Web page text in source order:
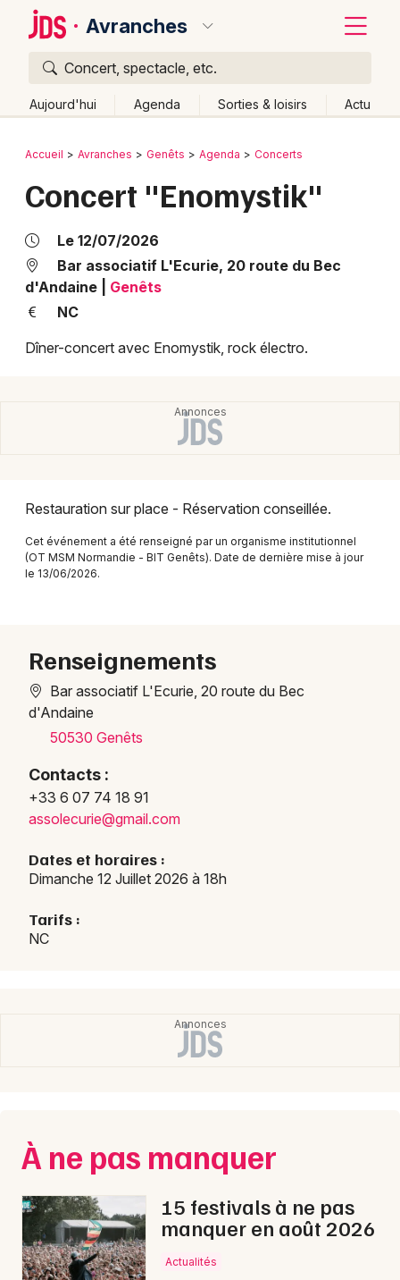
Avranches
Concert, spectacle, etc.
Aujourd'hui Agenda Sorties & loisirs Actu
Publier un événement
Grands événements
Activité & Expérience
Manifestations
Soirées
Expos
Sorties & loisirs
Concerts dans la Manche
Concerts en Basse-Normandie
Concerts en Normandie
Newsletter des sorties
Magazine à Avranches
50 - Manche
Choisir mes départements
Bordeaux
Lille
Lyon
Paris
Strasbourg
Retour
Accueil Avranches Genêts Agenda Concerts
Concert "Enomystik"
Le 12/07/2026
Bar associatif L'Ecurie, 20 route du Bec
d'Andaine
Genêts
NC
Dîner-concert avec Enomystik, rock électro.
Restauration sur place - Réservation conseillée.
Cet événement a été renseigné par un organisme institutionnel
(OT MSM Normandie - BIT Genêts). Date de dernière mise à jour
le 13/06/2026.
Renseignements
Bar associatif L'Ecurie, 20 route du Bec
d'Andaine
50530 Genêts
Contacts :
+33 6 07 74 18 91
assolecurie@gmail.com
Dates et horaires :
Dimanche 12 Juillet 2026 à 18h
Tarifs :
NC
À ne pas manquer
15 festivals à ne pas
manquer en août 2026
Actualités
Quoi ?
Où ?
Basse-Normandie
Partout
Près de moi
Quand ?
Effacer les dates
Aujourd'hui
Demain